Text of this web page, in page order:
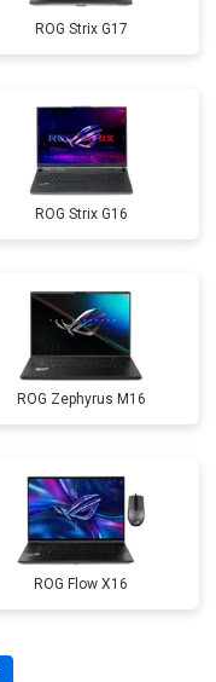
ROG Strix G17
ROG Strix G16
ROG Zephyrus M16
ROG Flow X16